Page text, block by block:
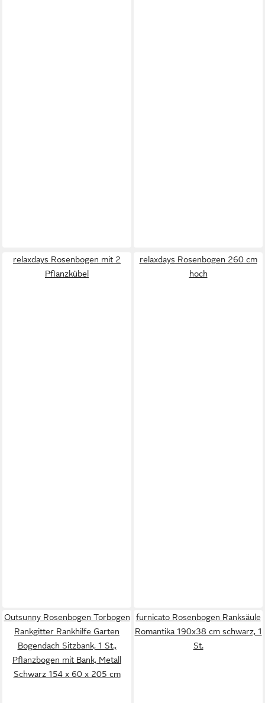
relaxdays Rosenbogen mit 2
Pflanzkübel
relaxdays Rosenbogen 260 cm
hoch
Outsunny Rosenbogen Torbogen
Rankgitter Rankhilfe Garten
Bogendach Sitzbank, 1 St.,
Pflanzbogen mit Bank, Metall
Schwarz 154 x 60 x 205 cm
furnicato Rosenbogen Ranksäule
Romantika 190x38 cm schwarz, 1
St.